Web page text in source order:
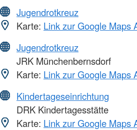
Jugendrotkreuz
Karte: Link zur Google Maps
Jugendrotkreuz
JRK Münchenbernsdorf
Karte: Link zur Google Maps
Kindertageseinrichtung
DRK Kindertagesstätte
Karte: Link zur Google Maps